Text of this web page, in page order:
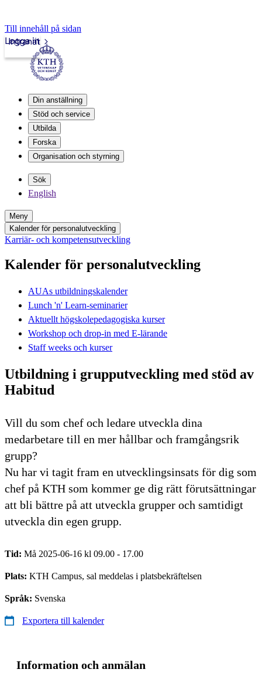
Till innehåll på sidan
Intranät
Logga in
Din anställning
Stöd och service
Utbilda
Forska
Organisation och styrning
Sök
English
Meny
Kalender för personalutveckling
Karriär- och kompetensutveckling
Kalender för personalutveckling
AUAs utbildningskalender
Lunch 'n' Learn-seminarier
Aktuellt högskolepedagogiska kurser
Workshop och drop-in med E-lärande
Staff weeks och kurser
Utbildning i grupputveckling med stöd av
Habitud
Vill du som chef och ledare utveckla dina
medarbetare till en mer hållbar och framgångsrik
grupp?
Nu har vi tagit fram en utvecklingsinsats för dig som
chef på KTH som kommer ge dig rätt förutsättningar
att bli bättre på att utveckla grupper och samtidigt
utveckla din egen grupp.
Tid: Må 2025-06-16 kl 09.00 - 17.00
Plats: KTH Campus, sal meddelas i platsbekräftelsen
Språk: Svenska
Exportera till kalender
Information och anmälan